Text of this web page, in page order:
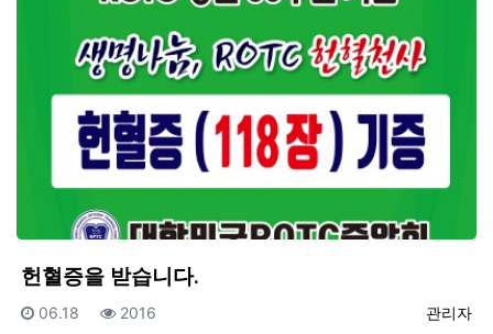
헌혈증을 받습니다.
등록자
관리자
등록일
06.18 조회
2016